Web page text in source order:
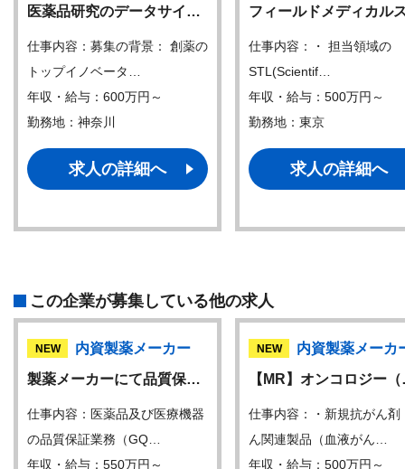
医薬品研究のデータサイ…
仕事内容：募集の背景： 創薬の
トップイノベータ…
年収・給与：600万円～
勤務地：神奈川
求人の詳細へ
フィールドメディカル
仕事内容：・ 担当領域の
STL(Scientif…
年収・給与：500万円～
勤務地：東京
求人の詳細へ
この企業が募集している他の求人
NEW
内資製薬メーカー
製薬メーカーにて品質保…
仕事内容：医薬品及び医療機器
の品質保証業務（GQ…
年収・給与：550万円～
NEW
内資製薬メーカ
【MR】オンコロジー
仕事内容：・新規抗がん剤
ん関連製品（血液がん…
年収・給与：500万円～